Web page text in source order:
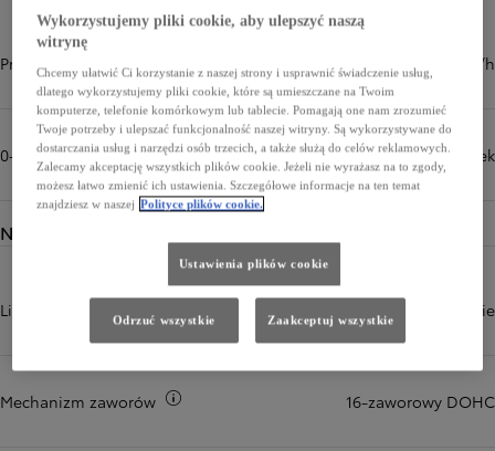
Prędkość maksymalna (km/h) 170 km/h
0-100 km/h (sek) 12,3 sek
Napęd
Liczba i układ cylindrów 4, w rzędzie
Mechanizm zaworów 16-zaworowy DOHC
Wykorzystujemy pliki cookie, aby ulepszyć naszą
witrynę
Chcemy ułatwić Ci korzystanie z naszej strony i usprawnić świadczenie usług,
dlatego wykorzystujemy pliki cookie, które są umieszczane na Twoim
komputerze, telefonie komórkowym lub tablecie. Pomagają one nam zrozumieć
Twoje potrzeby i ulepszać funkcjonalność naszej witryny. Są wykorzystywane do
dostarczania usług i narzędzi osób trzecich, a także służą do celów reklamowych.
Zalecamy akceptację wszystkich plików cookie. Jeżeli nie wyrażasz na to zgody,
możesz łatwo zmienić ich ustawienia. Szczegółowe informacje na ten temat
znajdziesz w naszej Polityce plików cookie.
Ustawienia plików cookie
Odrzuć wszystkie Zaakceptuj wszystkie